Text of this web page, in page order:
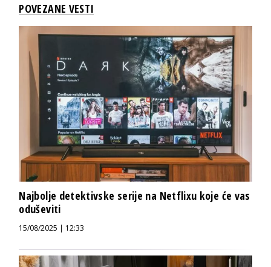
POVEZANE VESTI
Najbolje detektivske serije na Netflixu koje će vas
oduševiti
15/08/2025 | 12:33